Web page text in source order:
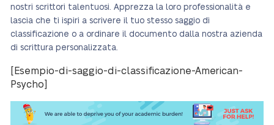
nostri scrittori talentuosi. Apprezza la loro professionalità e
lascia che ti ispiri a scrivere il tuo stesso saggio di
classificazione o a ordinare il documento dalla nostra azienda
di scrittura personalizzata.
[Esempio-di-saggio-di-classificazione-American-
Psycho]